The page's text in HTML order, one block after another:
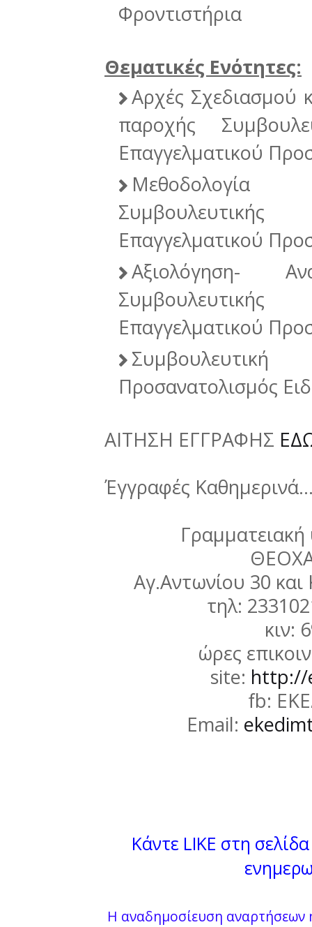
Φροντιστήρια
Θεματικές Ενότητες:
Αρχές Σχεδιασμού
παροχής
Επαγγελματικού
Μεθοδολογία
Επαγγελματικού
Αξιολόγηση-
Επαγγελματικού
Προσανατολισμός
ΑΙΤΗΣΗ ΕΓΓΡΑΦΗΣ
Έγγραφές
Αγ.Αντωνίου 30
τηλ:
κιν:
ώρες
site: http://
fb:
Email:
Κάντε LIKE στη
Η αναδημοσίευση